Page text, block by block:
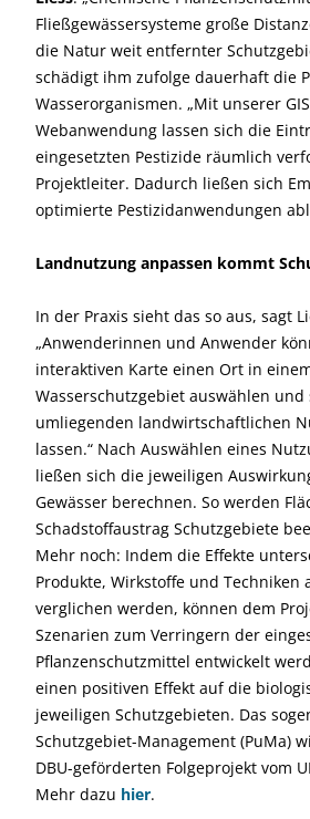
Fließgewässersysteme große
die Natur weit entfernter
schädigt ihm zufolge dauerhaft die
Wasserorganismen. „Mit unserer
Webanwendung lassen sich die
eingesetzten Pestizide räumlich
Projektleiter. Dadurch ließen sich
optimierte Pestizidanwendungen
Landnutzung anpassen kommt
In der Praxis sieht das so aus, sagt
„Anwenderinnen und Anwender
interaktiven Karte einen Ort in
Wasserschutzgebiet auswählen und
umliegenden landwirtschaftlichen
lassen.“ Nach Auswählen eines
ließen sich die jeweiligen
Gewässer berechnen. So werden
Schadstoffaustrag Schutzgebiete
Mehr noch: Indem die Effekte
Produkte, Wirkstoffe und Techniken
verglichen werden, können dem
Szenarien zum Verringern der
Pflanzenschutzmittel entwickelt
einen positiven Effekt auf die
jeweiligen Schutzgebieten. Das
Schutzgebiet-Management (PuMa)
DBU-geförderten Folgeprojekt vom
Mehr dazu hier.